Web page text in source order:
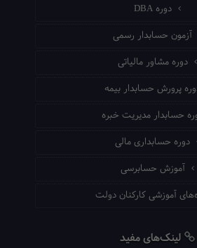
دوره DBA
آزمون حسابدار رسمی
دوره مشاور مالیاتی
پرورش حسابدار بیمه
حسابدار مدیریت خبره
دوره حسابداری مالی
آموزش حسابرسی
آموزشی کارکنان دولت
لینک‌های مفید